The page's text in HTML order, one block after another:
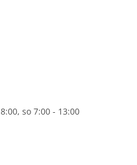
so 7:00 - 13:00